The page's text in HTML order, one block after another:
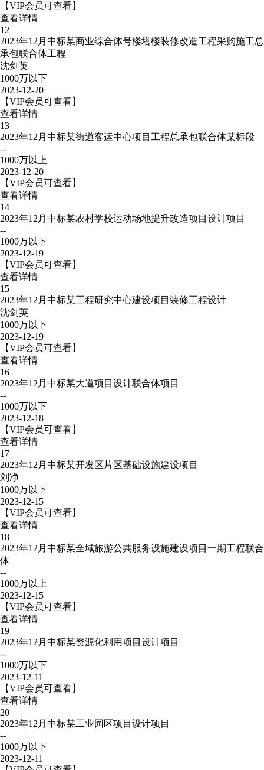
【VIP会员可查看】
查看详情
12
2023年12月中标某商业综合体号楼塔楼装修改造工程采购施工总
承包联合体工程
沈剑英
1000万以下
2023-12-20
【VIP会员可查看】
查看详情
13
2023年12月中标某街道客运中心项目工程总承包联合体某标段
--
1000万以上
2023-12-20
【VIP会员可查看】
查看详情
14
2023年12月中标某农村学校运动场地提升改造项目设计项目
--
1000万以下
2023-12-19
【VIP会员可查看】
查看详情
15
2023年12月中标某工程研究中心建设项目装修工程设计
沈剑英
1000万以下
2023-12-19
【VIP会员可查看】
查看详情
16
2023年12月中标某大道项目设计联合体项目
--
1000万以下
2023-12-18
【VIP会员可查看】
查看详情
17
2023年12月中标某开发区片区基础设施建设项目
刘净
1000万以下
2023-12-15
【VIP会员可查看】
查看详情
18
2023年12月中标某全域旅游公共服务设施建设项目一期工程联合
体
--
1000万以上
2023-12-15
【VIP会员可查看】
查看详情
19
2023年12月中标某资源化利用项目设计项目
--
1000万以下
2023-12-11
【VIP会员可查看】
查看详情
20
2023年12月中标某工业园区项目设计项目
--
1000万以下
2023-12-11